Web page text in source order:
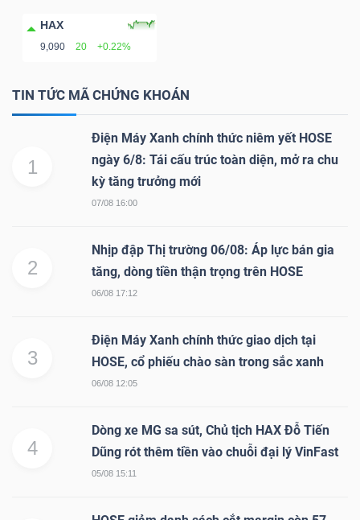
HAX
9,090 20 +0.22%
TIN TỨC MÃ CHỨNG KHOÁN
1
Điện Máy Xanh chính thức niêm yết HOSE
ngày 6/8: Tái cấu trúc toàn diện, mở ra chu
kỳ tăng trưởng mới
07/08 16:00
2
Nhịp đập Thị trường 06/08: Áp lực bán gia
tăng, dòng tiền thận trọng trên HOSE
06/08 17:12
3
Điện Máy Xanh chính thức giao dịch tại
HOSE, cổ phiếu chào sàn trong sắc xanh
06/08 12:05
4
Dòng xe MG sa sút, Chủ tịch HAX Đỗ Tiến
Dũng rót thêm tiền vào chuỗi đại lý VinFast
05/08 15:11
BẤT
ĐỘNG
Cổ phiếu Chứng chỉ quỹ
đạo
Tin